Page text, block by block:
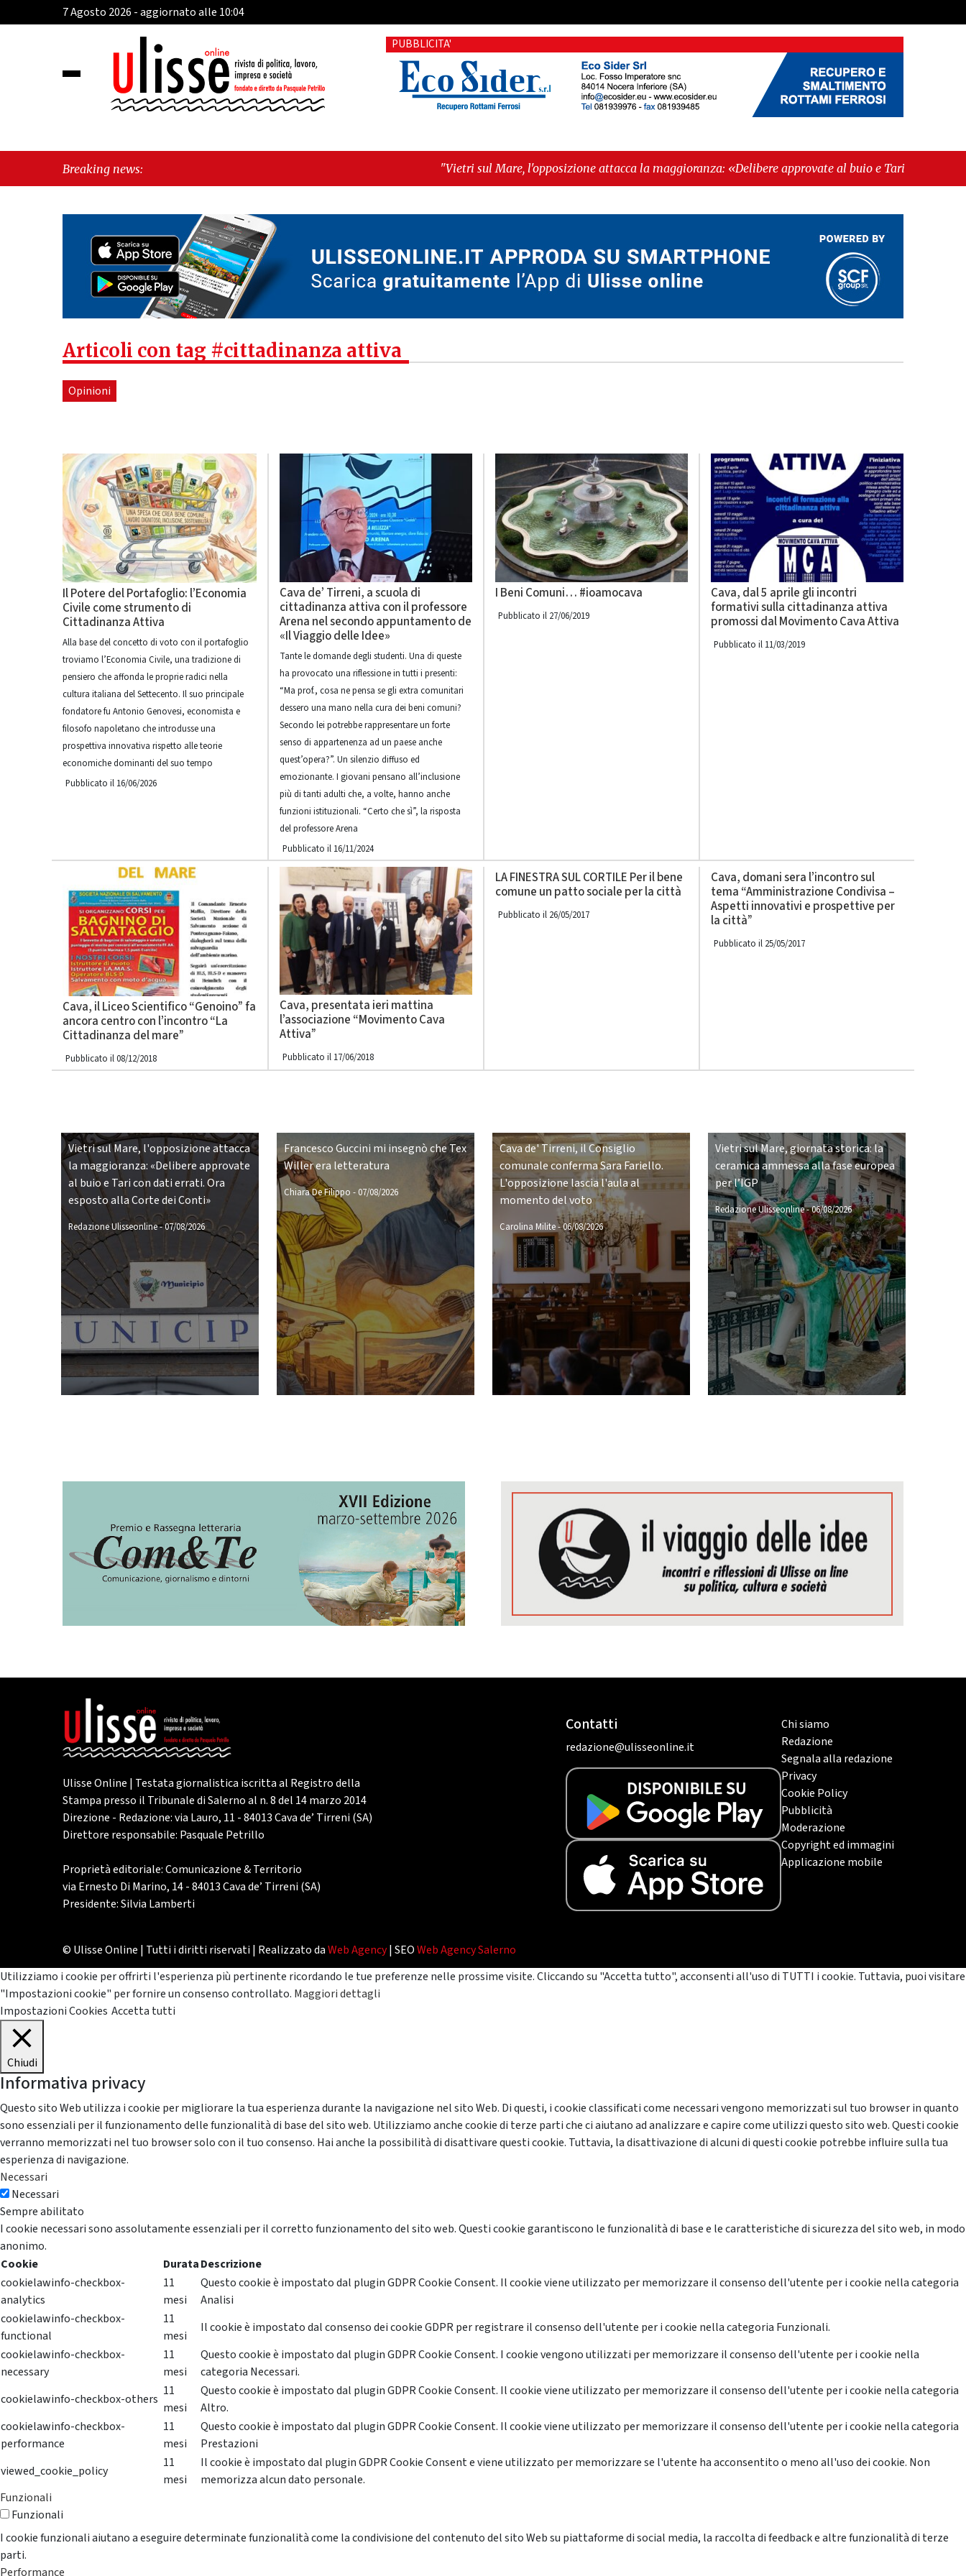
7 Agosto 2026 - aggiornato alle 10:04
PUBBLICITA'
Breaking news:
"Vietri sul Mare, l'opposizione attacca la maggioranza: «Delibere approvate al buio e Tari con dati errati. Ora
esposto alla Corte dei Conti»" -"Estate da record assoluto"
Articoli con tag #cittadinanza attiva
Opinioni
Il Potere del Portafoglio: l’Economia
Civile come strumento di
Cittadinanza Attiva
Alla base del concetto di voto con il portafoglio
troviamo l’Economia Civile, una tradizione di
pensiero che affonda le proprie radici nella
cultura italiana del Settecento. Il suo principale
fondatore fu Antonio Genovesi, economista e
filosofo napoletano che introdusse una
prospettiva innovativa rispetto alle teorie
economiche dominanti del suo tempo
Pubblicato il 16/06/2026
Cava de’ Tirreni, a scuola di
cittadinanza attiva con il professore
Arena nel secondo appuntamento de
«Il Viaggio delle Idee»
Tante le domande degli studenti. Una di queste
ha provocato una riflessione in tutti i presenti:
“Ma prof., cosa ne pensa se gli extra comunitari
dessero una mano nella cura dei beni comuni?
Secondo lei potrebbe rappresentare un forte
senso di appartenenza ad un paese anche
quest’opera?”. Un silenzio diffuso ed
emozionante. I giovani pensano all’inclusione
più di tanti adulti che, a volte, hanno anche
funzioni istituzionali. “Certo che sì”, la risposta
del professore Arena
Pubblicato il 16/11/2024
I Beni Comuni… #ioamocava
Pubblicato il 27/06/2019
Cava, dal 5 aprile gli incontri
formativi sulla cittadinanza attiva
promossi dal Movimento Cava Attiva
Pubblicato il 11/03/2019
Cava, il Liceo Scientifico “Genoino” fa
ancora centro con l’incontro “La
Cittadinanza del mare”
Pubblicato il 08/12/2018
Cava, presentata ieri mattina
l’associazione “Movimento Cava
Attiva”
Pubblicato il 17/06/2018
LA FINESTRA SUL CORTILE Per il bene
comune un patto sociale per la città
Pubblicato il 26/05/2017
Cava, domani sera l’incontro sul
tema “Amministrazione Condivisa –
Aspetti innovativi e prospettive per
la città”
Pubblicato il 25/05/2017
Vietri sul Mare, l'opposizione attacca
la maggioranza: «Delibere approvate
al buio e Tari con dati errati. Ora
esposto alla Corte dei Conti»
Redazione Ulisseonline-07/08/2026
Francesco Guccini mi insegnò che Tex
Willer era letteratura
Chiara De Filippo -07/08/2026
Cava de' Tirreni, il Consiglio
comunale conferma Sara Fariello.
L'opposizione lascia l'aula al
momento del voto
Carolina Milite-06/08/2026
Vietri sul Mare, giornata storica: la
ceramica ammessa alla fase europea
per l’IGP
Redazione Ulisseonline-06/08/2026
Ulisse Online | Testata giornalistica iscritta al Registro della
Stampa presso il Tribunale di Salerno al n. 8 del 14 marzo 2014
Direzione - Redazione: via Lauro, 11 - 84013 Cava de’ Tirreni (SA)
Direttore responsabile: Pasquale Petrillo
Proprietà editoriale: Comunicazione & Territorio
via Ernesto Di Marino, 14 - 84013 Cava de’ Tirreni (SA)
Presidente: Silvia Lamberti
Contatti
redazione@ulisseonline.it
Chi siamo
Redazione
Segnala alla redazione
Privacy
Cookie Policy
Pubblicità
Moderazione
Copyright ed immagini
Applicazione mobile
© Ulisse Online | Tutti i diritti riservati | Realizzato daWeb Agency| SEOWeb Agency Salerno
Utilizziamo i cookie per offrirti l'esperienza più pertinente ricordando le tue preferenze nelle prossime visite. Cliccando su "Accetta tutto", acconsenti all'uso di TUTTI i cookie. Tuttavia, puoi visitare
"Impostazioni cookie" per fornire un consenso controllato. Maggiori dettagli
Impostazioni Cookies Accetta tutti
Chiudi
Informativa privacy
Questo sito Web utilizza i cookie per migliorare la tua esperienza durante la navigazione nel sito Web. Di questi, i cookie classificati come necessari vengono memorizzati sul tuo browser in quanto
sono essenziali per il funzionamento delle funzionalità di base del sito web. Utilizziamo anche cookie di terze parti che ci aiutano ad analizzare e capire come utilizzi questo sito web. Questi cookie
verranno memorizzati nel tuo browser solo con il tuo consenso. Hai anche la possibilità di disattivare questi cookie. Tuttavia, la disattivazione di alcuni di questi cookie potrebbe influire sulla tua
esperienza di navigazione.
Necessari
Necessari
Sempre abilitato
I cookie necessari sono assolutamente essenziali per il corretto funzionamento del sito web. Questi cookie garantiscono le funzionalità di base e le caratteristiche di sicurezza del sito web, in modo
anonimo.
Cookie
DurataDescrizione
cookielawinfo-checkbox-
analytics
11
mesi
Questo cookie è impostato dal plugin GDPR Cookie Consent. Il cookie viene utilizzato per memorizzare il consenso dell'utente per i cookie nella categoria
Analisi
cookielawinfo-checkbox-
functional
11
mesi
Il cookie è impostato dal consenso dei cookie GDPR per registrare il consenso dell'utente per i cookie nella categoria Funzionali.
cookielawinfo-checkbox-
necessary
11
mesi
Questo cookie è impostato dal plugin GDPR Cookie Consent. I cookie vengono utilizzati per memorizzare il consenso dell'utente per i cookie nella
categoria Necessari.
cookielawinfo-checkbox-others
11
mesi
Questo cookie è impostato dal plugin GDPR Cookie Consent. Il cookie viene utilizzato per memorizzare il consenso dell'utente per i cookie nella categoria
Altro.
cookielawinfo-checkbox-
performance
11
mesi
Questo cookie è impostato dal plugin GDPR Cookie Consent. Il cookie viene utilizzato per memorizzare il consenso dell'utente per i cookie nella categoria
Prestazioni
viewed_cookie_policy
11
mesi
Il cookie è impostato dal plugin GDPR Cookie Consent e viene utilizzato per memorizzare se l'utente ha acconsentito o meno all'uso dei cookie. Non
memorizza alcun dato personale.
Funzionali
Funzionali
I cookie funzionali aiutano a eseguire determinate funzionalità come la condivisione del contenuto del sito Web su piattaforme di social media, la raccolta di feedback e altre funzionalità di terze
parti.
Performance